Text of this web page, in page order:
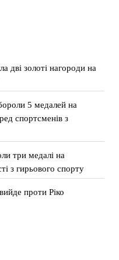
дві золоті нагороди на
5 медалей на
спортсменів з
три медалі на
з гирьового спорту
проти Ріко